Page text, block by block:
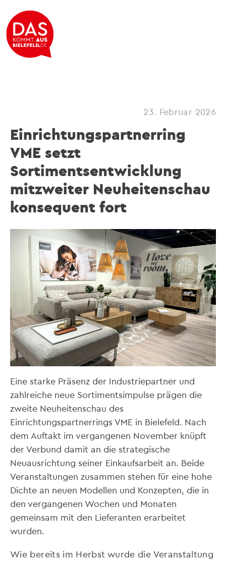
23. Februar 2026
Einrichtungspartnerring
VME setzt
Sortimentsentwicklung
mitzweiter Neuheitenschau
konsequent fort
Eine starke Präsenz der Industriepartner und
zahlreiche neue Sortimentsimpulse prägen die
zweite Neuheitenschau des
Einrichtungspartnerrings VME in Bielefeld. Nach
dem Auftakt im vergangenen November knüpft
der Verbund damit an die strategische
Neuausrichtung seiner Einkaufsarbeit an. Beide
Veranstaltungen zusammen stehen für eine hohe
Dichte an neuen Modellen und Konzepten, die in
den vergangenen Wochen und Monaten
gemeinsam mit den Lieferanten erarbeitet
wurden.
Wie bereits im Herbst wurde die Veranstaltung